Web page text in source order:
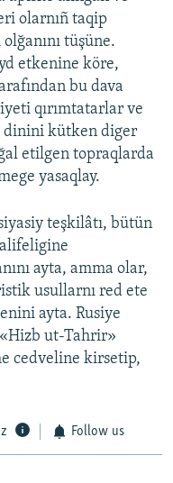
olarnıñ taqip
tüşüne.
etkenine köre,
bu dava
qırımtatarlar ve
dinini kütken diger
etilgen topraqlarda
yasaqlay.
teşkilâtı, bütün
ayta, amma olar,
usullarnı red ete
ayta. Rusiye
«Hizb ut-Tahrir»
cedveline kirsetip,
Follow us